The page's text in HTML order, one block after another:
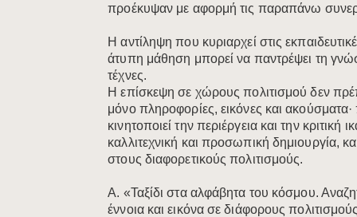
προέκυψαν με αφορμή τις παραπάνω
Η αντίληψη που κυριαρχεί στις
άτυπη μάθηση μπορεί να παντρέψει τη
τέχνες.
Η επίσκεψη σε χώρους πολιτισμού δεν
μόνο πληροφορίες, εικόνες και
κινητοποιεί την περιέργεια και την κριτική
καλλιτεχνική και προσωπική δημιουργία,
στους διαφορετικούς πολιτισμούς.
A. «Ταξίδι στα αλφάβητα του κόσμου.
έννοια και εικόνα σε διάφορους